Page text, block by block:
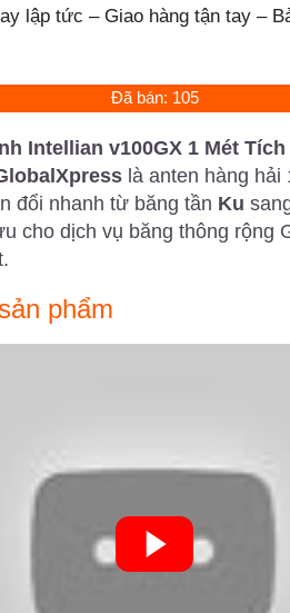
lập tức – Giao hàng tận tay –
Đã bán: 105
Intellian v100GX 1 Mét
là anten hàng hải
đổi nhanh từ băng tần Ku
cho dịch vụ băng thông rộng
phẩm